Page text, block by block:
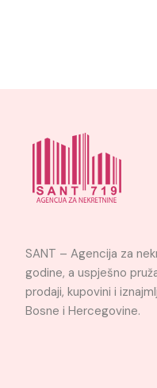
SANT – Agencija za
godine, a uspješno
prodaji, kupovini i
Bosne i Hercegovine.